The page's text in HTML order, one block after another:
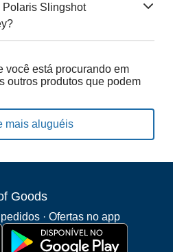
Polaris Slingshot
você está procurando em
outros produtos que podem
mais aluguéis
Goods
· Ofertas no app